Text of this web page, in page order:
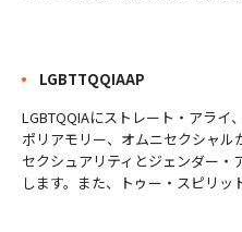
LGBTTQQIAAP
LGBTQQIAにストレート・アライ
ポリアモリー、オムニセクシャル
セクシュアリティとジェンダー・
します。また、トゥー・スピリッ